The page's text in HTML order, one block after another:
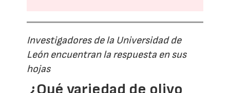
Investigadores de la Universidad de
León encuentran la respuesta en sus
hojas
¿Qué variedad de olivo